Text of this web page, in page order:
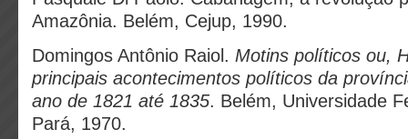
Amazônia. Belém, Cejup, 1990.
Domingos Antônio Raiol. Motins políticos ou,
principais acontecimentos políticos da
ano de 1821 até 1835. Belém, Universidade
Pará, 1970.